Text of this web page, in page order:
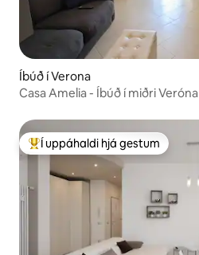
Íbúð í Verona
Casa Amelia - Íbúð í miðri Veróna
Í mestu uppáhaldi hjá gestum
Í uppáhaldi hjá gestum